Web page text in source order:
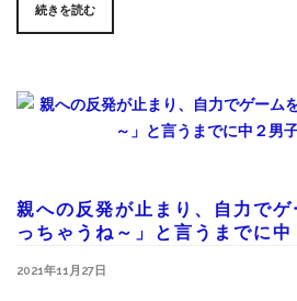
続きを読む
親への反発が止まり、自力で
っちゃうね～」と言うまでに
2021年11月27日